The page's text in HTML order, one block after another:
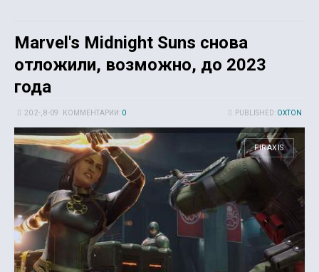
Marvel's Midnight Suns снова
отложили, возможно, до 2023
года
PUBLISHED: OXTON
20 2-, 8-09 КОММЕНТАРИИ: 0
FIRAXIS